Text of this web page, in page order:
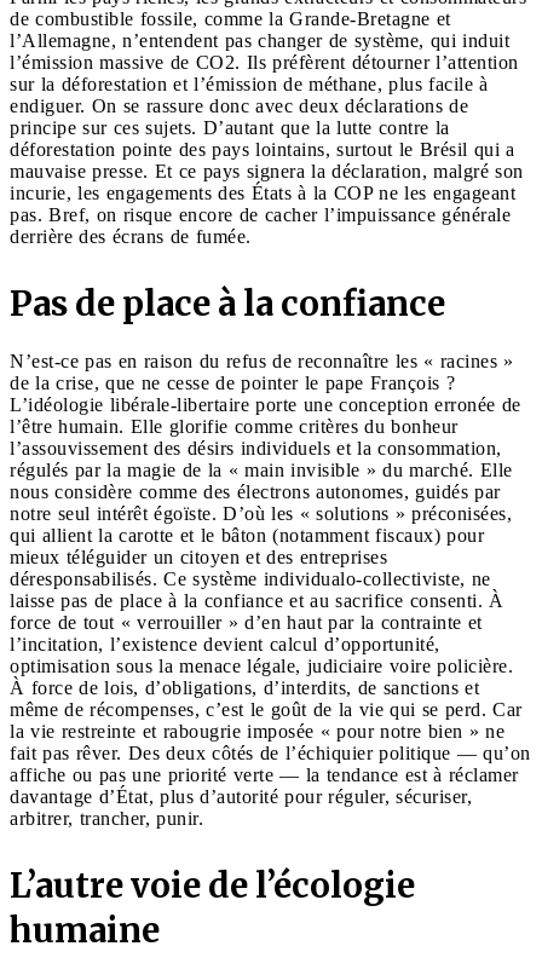
de combustible fossile, comme la Grande-Bretagne et
l’Allemagne, n’entendent pas changer de système, qui induit
l’émission massive de CO2. Ils préfèrent détourner l’attention
sur la déforestation et l’émission de méthane, plus facile à
endiguer. On se rassure donc avec deux déclarations de
principe sur ces sujets. D’autant que la lutte contre la
déforestation pointe des pays lointains, surtout le Brésil qui a
mauvaise presse. Et ce pays signera la déclaration, malgré son
incurie, les engagements des États à la COP ne les engageant
pas. Bref, on risque encore de cacher l’impuissance générale
derrière des écrans de fumée.
Pas de place à la confiance
N’est-ce pas en raison du refus de reconnaître les « racines »
de la crise, que ne cesse de pointer le pape François ?
L’idéologie libérale-libertaire porte une conception erronée de
l’être humain. Elle glorifie comme critères du bonheur
l’assouvissement des désirs individuels et la consommation,
régulés par la magie de la « main invisible » du marché. Elle
nous considère comme des électrons autonomes, guidés par
notre seul intérêt égoïste. D’où les « solutions » préconisées,
qui allient la carotte et le bâton (notamment fiscaux) pour
mieux téléguider un citoyen et des entreprises
déresponsabilisés. Ce système individualo-collectiviste, ne
laisse pas de place à la confiance et au sacrifice consenti. À
force de tout « verrouiller » d’en haut par la contrainte et
l’incitation, l’existence devient calcul d’opportunité,
optimisation sous la menace légale, judiciaire voire policière.
À force de lois, d’obligations, d’interdits, de sanctions et
même de récompenses, c’est le goût de la vie qui se perd. Car
la vie restreinte et rabougrie imposée « pour notre bien » ne
fait pas rêver. Des deux côtés de l’échiquier politique — qu’on
affiche ou pas une priorité verte — la tendance est à réclamer
davantage d’État, plus d’autorité pour réguler, sécuriser,
arbitrer, trancher, punir.
L’autre voie de l’écologie
humaine